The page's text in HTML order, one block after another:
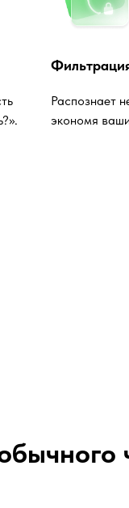
Распознает
экономя